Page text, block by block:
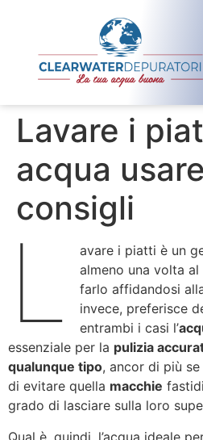
Lavare i
acqua
consigli
L
avare i piatti è un
almeno una volta al
farlo affidandosi
invece, preferisce
entrambi i casi l’
essenziale per la pulizia
qualunque tipo, ancor di più se
di evitare quella macchie
grado di lasciare sulla loro
Qual è, quindi, l’acqua ideale